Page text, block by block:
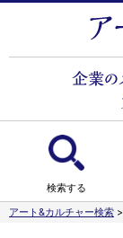
検索する
アート&カルチャー検索 >